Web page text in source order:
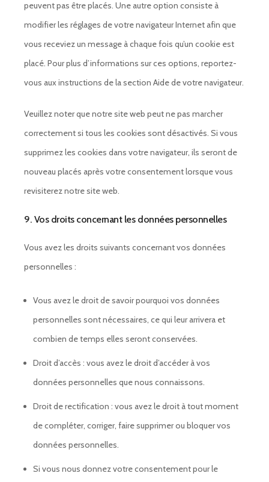
peuvent pas être placés. Une autre option consiste à
modifier les réglages de votre navigateur Internet afin que
vous receviez un message à chaque fois qu’un cookie est
placé. Pour plus d’informations sur ces options, reportez-
vous aux instructions de la section Aide de votre navigateur.
Veuillez noter que notre site web peut ne pas marcher
correctement si tous les cookies sont désactivés. Si vous
supprimez les cookies dans votre navigateur, ils seront de
nouveau placés après votre consentement lorsque vous
revisiterez notre site web.
9. Vos droits concernant les données personnelles
Vous avez les droits suivants concernant vos données
personnelles :
Vous avez le droit de savoir pourquoi vos données
personnelles sont nécessaires, ce qui leur arrivera et
combien de temps elles seront conservées.
Droit d’accès : vous avez le droit d’accéder à vos
données personnelles que nous connaissons.
Droit de rectification : vous avez le droit à tout moment
de compléter, corriger, faire supprimer ou bloquer vos
données personnelles.
Si vous nous donnez votre consentement pour le